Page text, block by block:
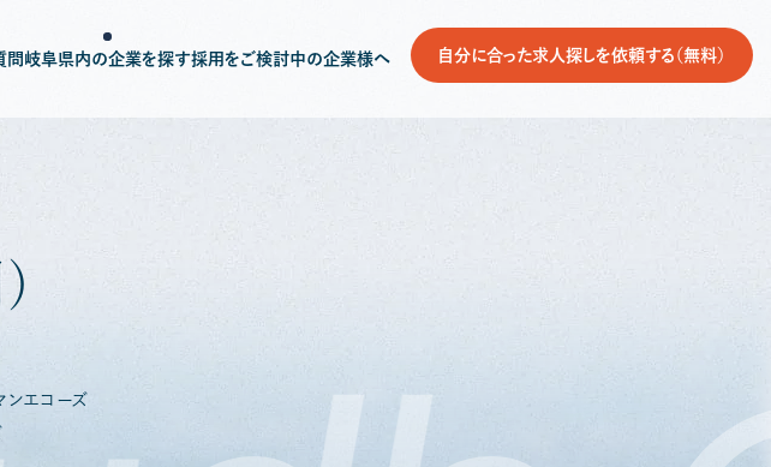
問 岐阜県内の企業を探す採用をご検討中の企業様へ 自分に合った求人探しを依頼する（無料）
）
ンエコーズ